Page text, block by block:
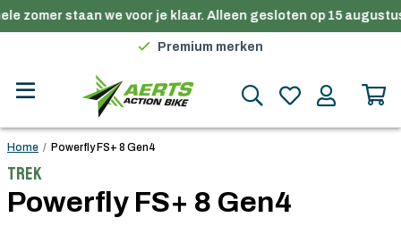
zomer staan we voor je klaar. Alleen gesloten op 15 augustus.
Gratis verzending in België vanaf €100
Premium merken
Gratis verzending in België vanaf €100
Home / Powerfly FS+ 8 Gen4
Trek
Powerfly FS+ 8 Gen4